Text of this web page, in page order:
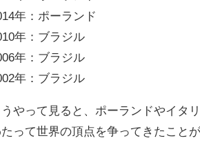
年：ポーランド
年：ブラジル
年：ブラジル
年：ブラジル
やって見ると、ポーランドやイタ
って世界の頂点を争ってきたこと